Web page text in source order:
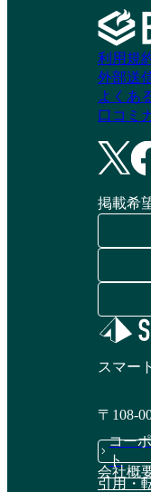
利用規
外部送
よくあ
口コミ
掲載希
スマー
〒108-
コー
ト
会社概
引用・